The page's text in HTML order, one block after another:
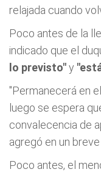
relajada cuando
Poco antes de la
indicado que el
lo previsto"y
"Permanecerá en
luego se espera
convalecencia de
agregó en un
Poco antes, el